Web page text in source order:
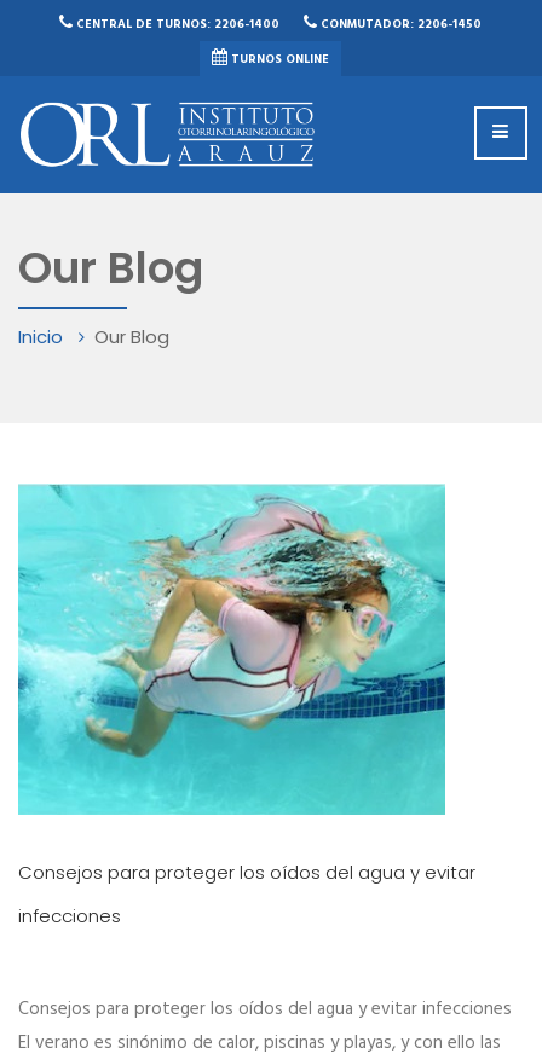
CENTRAL DE TURNOS: 2206-1400
CONMUTADOR: 2206-1450
TURNOS ONLINE
Our Blog
Inicio Our Blog
Consejos para proteger los oídos del agua y evitar
infecciones
Consejos para proteger los oídos del agua y evitar infecciones
El verano es sinónimo de calor, piscinas y playas, y con ello las